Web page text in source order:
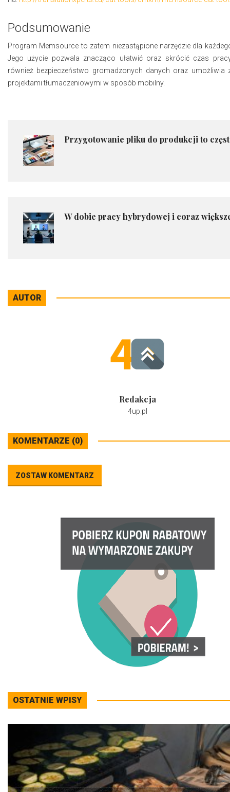
Podsumowanie
Program Memsource to zatem niezastąpione narzędzie dla
Jego użycie pozwala znacząco ułatwić oraz skrócić czas
również bezpieczeństwo gromadzonych danych oraz umożliwia
projektami tłumaczeniowymi w sposób mobilny.
Przygotowanie pliku do produkcji to
W dobie pracy hybrydowej i coraz
AUTOR
Redakcja
4up.pl
KOMENTARZE (0)
ZOSTAW KOMENTARZ
OSTATNIE WPISY